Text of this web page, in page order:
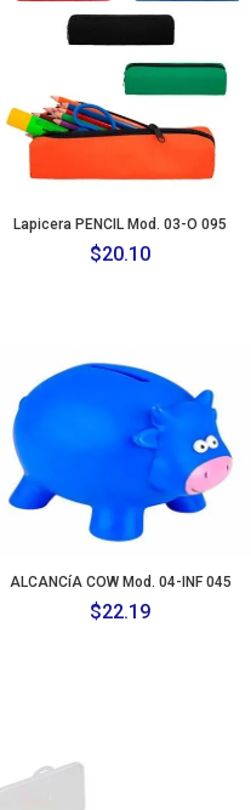
Lapicera PENCIL Mod. 03-O 095
$20.10
ALCANCíA COW Mod. 04-INF 045
$22.19